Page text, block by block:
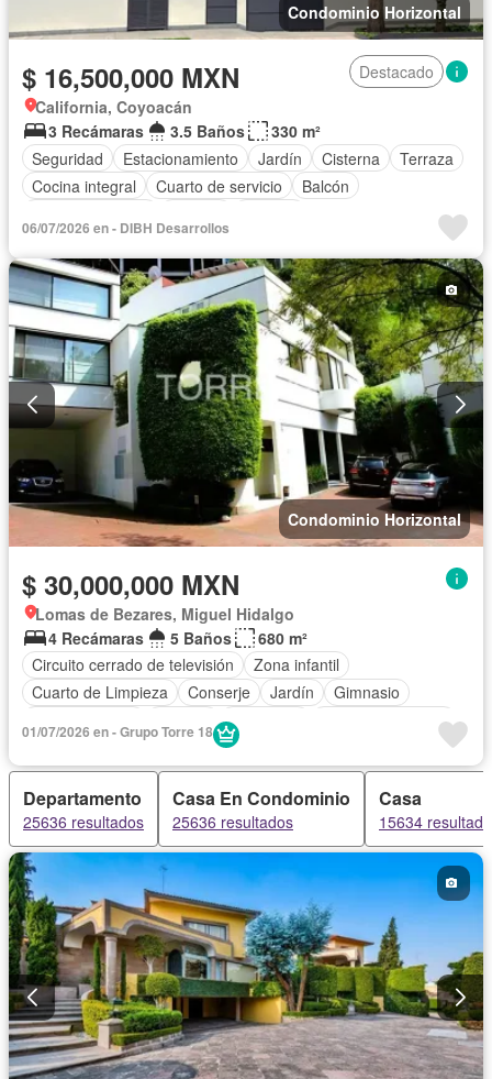
Condominio Horizontal
$ 16,500,000 MXN
Destacado
California, Coyoacán
3 Recámaras
3.5 Baños
330 m²
Seguridad
Estacionamiento Jardín Cisterna
Terraza
Cocina integral
Cuarto de servicio
Balcón
Circuito cerrado de televisión
Agua
Cuarto de Limpieza
Televisión por cable
Despacho
Recámara con closet
Caseta de vigilancia Sin amueblar
06/07/2026 en - DIBH Desarrollos
Condominio Horizontal
$ 30,000,000 MXN
Lomas de Bezares, Miguel Hidalgo
4 Recámaras
5 Baños
680 m²
Circuito cerrado de televisión
Zona infantil
Cuarto de Limpieza
Conserje Jardín
Gimnasio
Seguridad
Cuarto de servicio
Cancha de tenis
01/07/2026 en - Grupo Torre 18
Departamento
25636 resultados
Casa En Condominio
25636 resultados
Casa
15634